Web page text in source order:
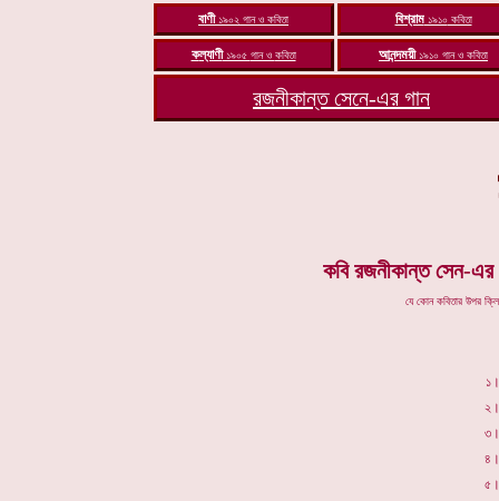
কবি রজনীকান্ত সেন-
যে কোন কবিতার উপর
১।
২।
৩।
৪।
৫।
বাণী১৯০২ গানও কবিতা বিশ্রাম১৯১০কবিতা
কল্যাণী১৯০৫ গান ও কবিতা আনন্দময়ী১৯১০ গান ও কবিতা
রজনীকান্ত সেনে-এর গান